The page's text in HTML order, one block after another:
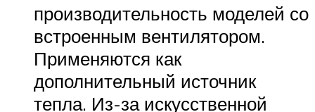
производительность моделей со
встроенным вентилятором.
Применяются как
дополнительный источник
тепла. Из-за искусственной